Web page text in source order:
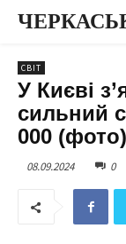
СВІТ
У Києві
сильний
000 (фото)
08.09.2024 0